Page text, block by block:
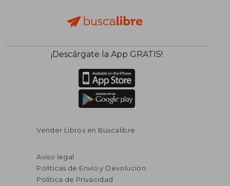
¡Descárgate la App GRATIS!
Vender Libros en Buscalibre
Aviso legal
Políticas de Envío y Devolución
Política de Privacidad